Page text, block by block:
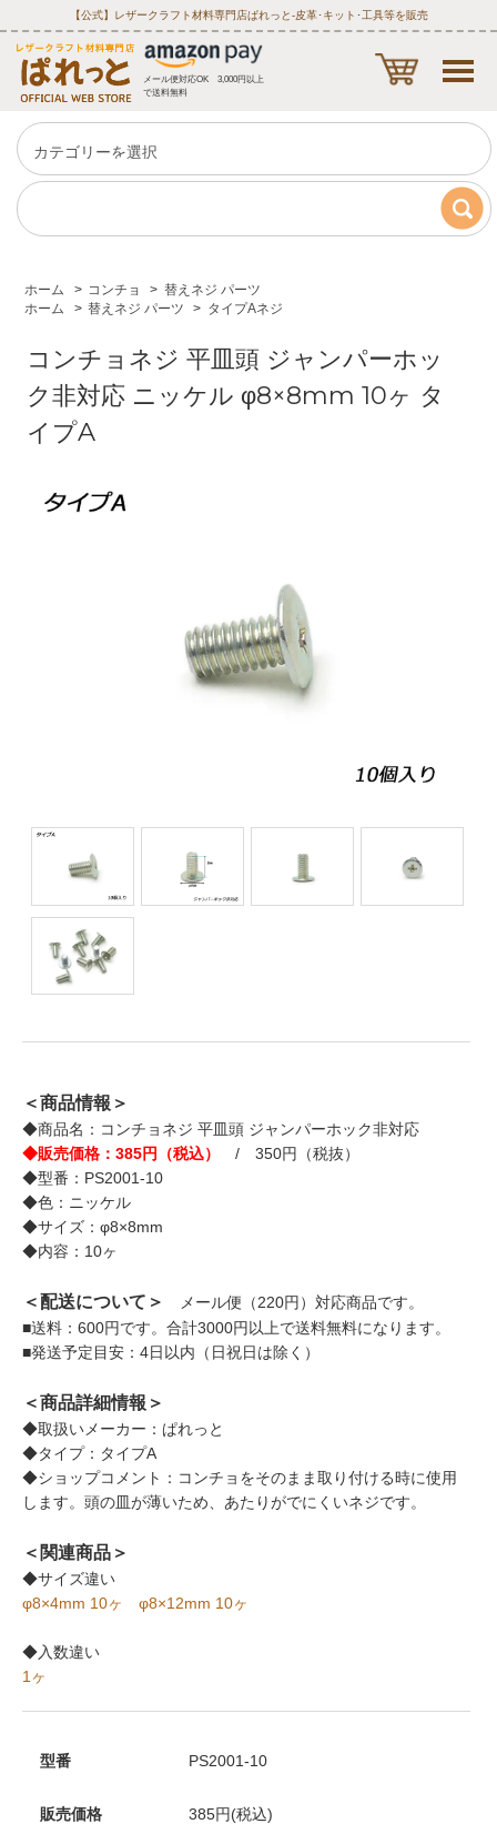
【公式】レザークラフト材料専門店ぱれっと‐皮革･キット･工具等を販売
メール便対応OK 3,000円以上
で送料無料
ホーム > コンチョ > 替えネジ パーツ
ホーム
> 替えネジ パーツ > タイプAネジ
コンチョネジ 平皿頭 ジャンパーホッ
ク非対応 ニッケル φ8×8mm 10ヶ タ
イプA
＜商品情報＞
◆商品名：コンチョネジ 平皿頭 ジャンパーホック非対応
◆販売価格：385円（税込）
/ 350円（税抜）
◆型番：PS2001-10
◆色：ニッケル
◆サイズ：φ8×8mm
◆内容：10ヶ
＜配送について＞
メール便（220円）対応商品です。
■送料：600円です。合計3000円以上で送料無料になります。
■発送予定目安：4日以内（日祝日は除く）
＜商品詳細情報＞
◆取扱いメーカー：ぱれっと
◆タイプ：タイプA
◆ショップコメント：コンチョをそのまま取り付ける時に使用
します。頭の皿が薄いため、あたりがでにくいネジです。
＜関連商品＞
◆サイズ違い
φ8×4mm 10ヶ
φ8×12mm 10ヶ
◆入数違い
1ヶ
型番 PS2001-10
販売価格 385円(税込)